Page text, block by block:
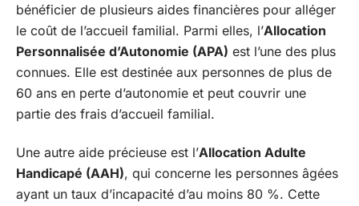
bénéficier de plusieurs aides financières pour alléger
le coût de l’accueil familial. Parmi elles, l’Allocation
Personnalisée d’Autonomie (APA) est l’une des plus
connues. Elle est destinée aux personnes de plus de
60 ans en perte d’autonomie et peut couvrir une
partie des frais d’accueil familial.
Une autre aide précieuse est l’Allocation Adulte
Handicapé (AAH), qui concerne les personnes âgées
ayant un taux d’incapacité d’au moins 80 %. Cette